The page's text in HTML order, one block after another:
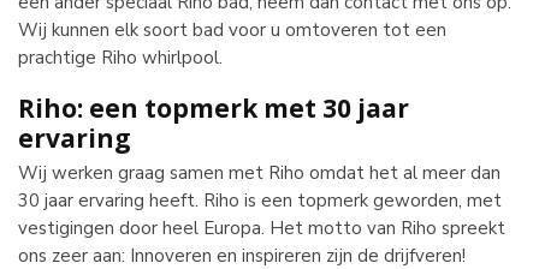
Wij kunnen elk soort bad voor u omtoveren tot een
prachtige Riho whirlpool.
Riho: een topmerk met 30 jaar
ervaring
Wij werken graag samen met Riho omdat het al meer dan
30 jaar ervaring heeft. Riho is een topmerk geworden, met
vestigingen door heel Europa. Het motto van Riho spreekt
ons zeer aan: Innoveren en inspireren zijn de drijfveren!